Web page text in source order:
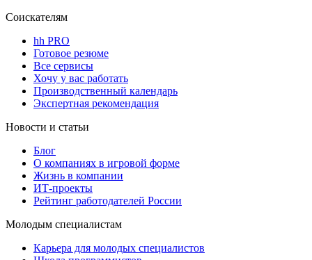
Соискателям
hh PRO
Готовое резюме
Все сервисы
Хочу у вас работать
Производственный календарь
Экспертная рекомендация
Новости и статьи
Блог
О компаниях в игровой форме
Жизнь в компании
ИТ-проекты
Рейтинг работодателей России
Молодым специалистам
Карьера для молодых специалистов